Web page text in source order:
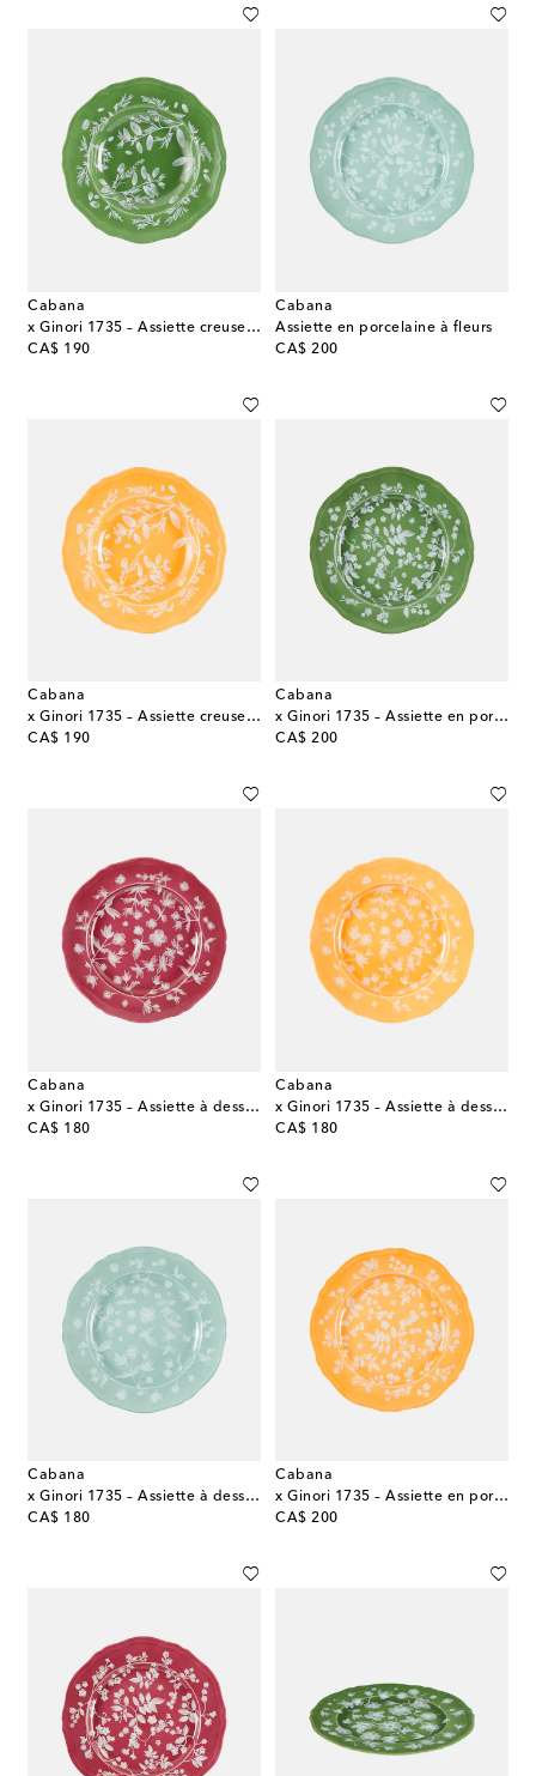
Cabana
x Ginori 1735 – Assiette creuse en porcelaine
CA$ 190
original price
Cabana
Assiette en porcelaine à fleurs
CA$ 200
original price
Cabana
x Ginori 1735 – Assiette creuse en porcelaine
CA$ 190
original price
Cabana
x Ginori 1735 – Assiette en porcelaine à fleurs
CA$ 200
original price
Cabana
x Ginori 1735 – Assiette à dessert en porcelaine à fleurs
CA$ 180
original price
Cabana
x Ginori 1735 – Assiette à dessert en porcelaine à fleurs
CA$ 180
original price
Cabana
x Ginori 1735 – Assiette à dessert en porcelaine
CA$ 180
original price
Cabana
x Ginori 1735 – Assiette en porcelaine à fleurs
CA$ 200
original price